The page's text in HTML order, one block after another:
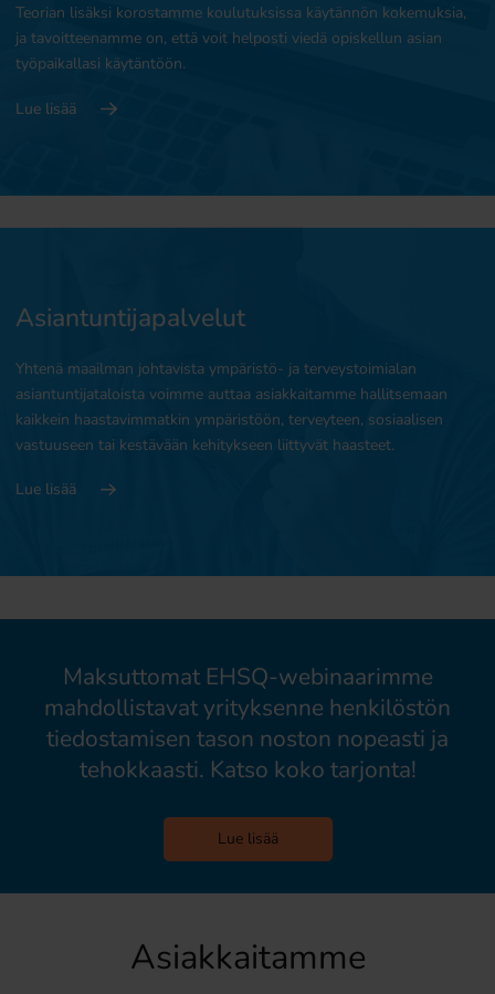
Teorian lisäksi korostamme koulutuksissa käytännön kokemuksia,
ja tavoitteenamme on, että voit helposti viedä opiskellun asian
työpaikallasi käytäntöön.
Lue lisää
Asiantuntijapalvelut
Yhtenä maailman johtavista ympäristö- ja terveystoimialan
asiantuntijataloista voimme auttaa asiakkaitamme hallitsemaan
kaikkein haastavimmatkin ympäristöön, terveyteen, sosiaalisen
vastuuseen tai kestävään kehitykseen liittyvät haasteet.
Lue lisää
Maksuttomat EHSQ-webinaarimme
mahdollistavat yrityksenne henkilöstön
tiedostamisen tason noston nopeasti ja
tehokkaasti. Katso koko tarjonta!
Lue lisää
Asiakkaitamme